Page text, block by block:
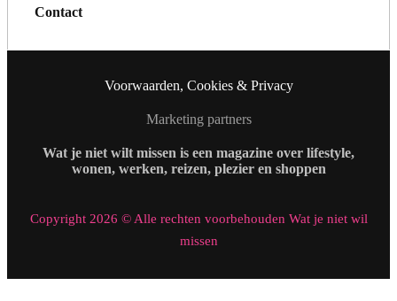
Contact
Voorwaarden, Cookies & Privacy
Marketing partners
Wat je niet wilt missen is een magazine over lifestyle,
wonen, werken, reizen, plezier en shoppen
Copyright 2026 © Alle rechten voorbehouden Wat je niet wil
missen